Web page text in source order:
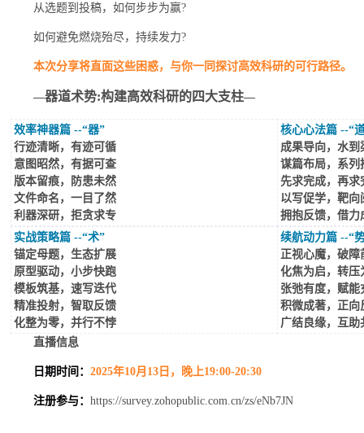
从选题到投稿，如何步步为赢?
如何避免燃烧殆尽，持续发力?
本次分享将直面这些困惑，与你一同探讨高效科研的可行路径。
—器道术势:构建高效科研的四大支柱—
效率神器篇 --“器”
行迹清晰，有迹可循
意图昭然，有据可查
版本留痕，防患未然
文件命名，一目了然
利器深研，拒贪求专
核心心法篇 --“
成果导向，水到
谋篇布局，系列
先求完成，再求
以写促学，靶向
拥抱反馈，借力
实战策略篇 --“术”
锚定母题，生态扩展
原型驱动，小步快跑
模板筑基，速写迭代
精准投射，智取反馈
化整为零，并行不悖
续航动力篇 --“
正视心魔，破障
化焦为启，转压
张弛有度，赋能
积微成著，正向
广结良缘，互助
直播信息
日期时间：2025年10月13日，晚上19:00-20:30
注册参与：https://survey.zohopublic.com.cn/zs/eNb7JN